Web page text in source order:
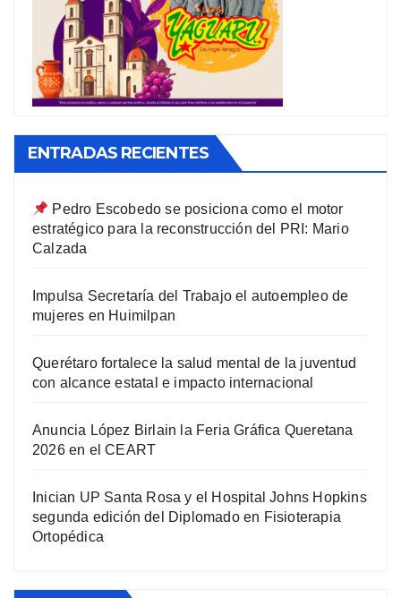
ENTRADAS RECIENTES
Pedro Escobedo se posiciona como el motor
estratégico para la reconstrucción del PRI: Mario
Calzada
Impulsa Secretaría del Trabajo el autoempleo de
mujeres en Huimilpan
Querétaro fortalece la salud mental de la juventud
con alcance estatal e impacto internacional
Anuncia López Birlain la Feria Gráfica Queretana
2026 en el CEART
Inician UP Santa Rosa y el Hospital Johns Hopkins
segunda edición del Diplomado en Fisioterapia
Ortopédica